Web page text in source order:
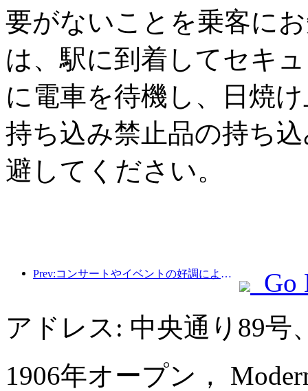
要がないことを乗客に
は、駅に到着してセキ
に電車を待機し、日焼
持ち込み禁止品の持ち
避してください。
Prev:コンサートやイベントの好調により、杭州のホテル業績は3月も引き続き上昇すると予想されている。
Go
アドレス: 中央通り89号
1906年オープン，